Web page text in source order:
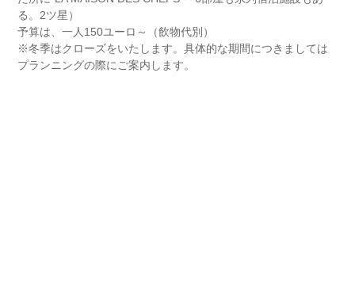
る。2ツ星）
予算は、一人150ユーロ～（飲物代別）
※冬季はクローズをいたします。具体的な期間につきましては
プランニングの際にご案内します。